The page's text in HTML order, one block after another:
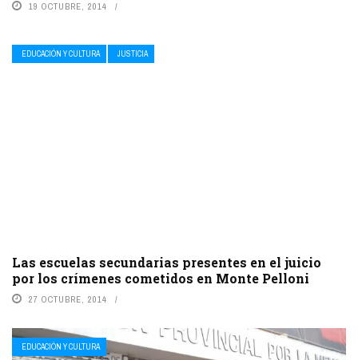
19 OCTUBRE, 2014
EDUCACIÓN Y CULTURA JUSTICIA
Las escuelas secundarias presentes en el juicio
por los crímenes cometidos en Monte Pelloni
27 OCTUBRE, 2014
EDUCACIÓN Y CULTURA